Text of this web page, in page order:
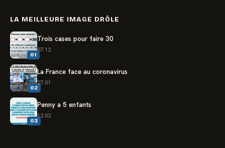
LA MEILLEURE IMAGE DRÔLE
01
Trois cases pour faire 30
07.12
02
La France face au coronavirus
27.01
03
Penny a 5 enfants
12.02